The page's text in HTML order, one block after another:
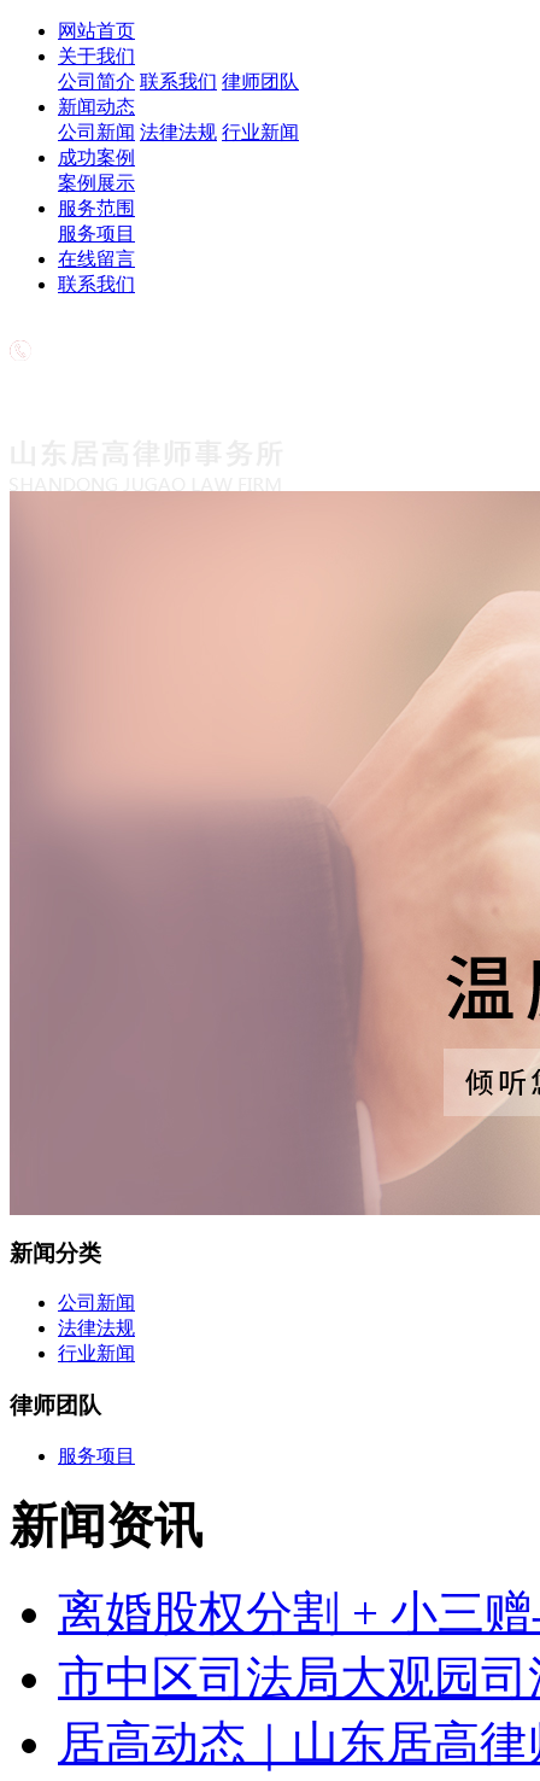
网站首页
关于我们
公司简介 联系我们 律师团队
新闻动态
公司新闻 法律法规 行业新闻
成功案例
案例展示
服务范围
服务项目
在线留言
联系我们
新闻分类
公司新闻
法律法规
行业新闻
律师团队
服务项目
新闻资讯
离婚股权分割 + 小三
市中区司法局大观园司
居高动态｜山东居高